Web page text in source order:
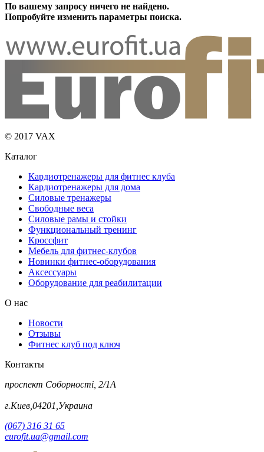
По вашему запросу ничего не найдено.
Попробуйте изменить параметры поиска.
© 2017 VAX
Каталог
Кардиотренажеры для фитнес клуба
Кардиотренажеры для дома
Силовые тренажеры
Свободные веса
Силовые рамы и стойки
Функциональный тренинг
Кроссфит
Мебель для фитнес-клубов
Новинки фитнес-оборудования
Аксессуары
Оборудование для реабилитации
О нас
Новости
Отзывы
Фитнес клуб под ключ
Контакты
проспект Соборності, 2/1А
г.Киев,04201,Украина
(067) 316 31 65
eurofit.ua@gmail.com